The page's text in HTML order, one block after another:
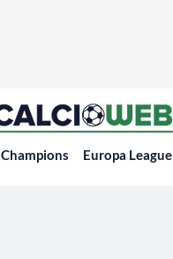
Champions Europa League